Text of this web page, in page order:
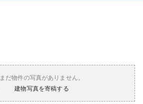
まだ物件の写真がありません。
建物写真を寄稿する